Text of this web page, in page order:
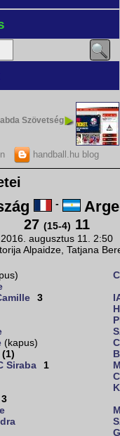
Szövetség
handball.hu blog
-
27 (15-4) 11
2016. augusztus 11. 2:50
Alpaidze, Tatjana
3
(kapus)
(1)
Siraba
1
3